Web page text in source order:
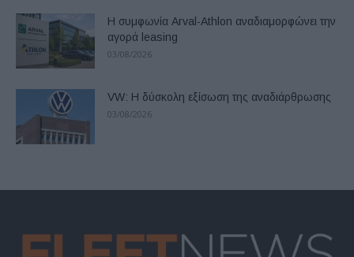
Η συμφωνία Arval-Athlon αναδιαμορφώνει την
αγορά leasing
03/08/2026
VW: Η δύσκολη εξίσωση της αναδιάρθρωσης
03/08/2026